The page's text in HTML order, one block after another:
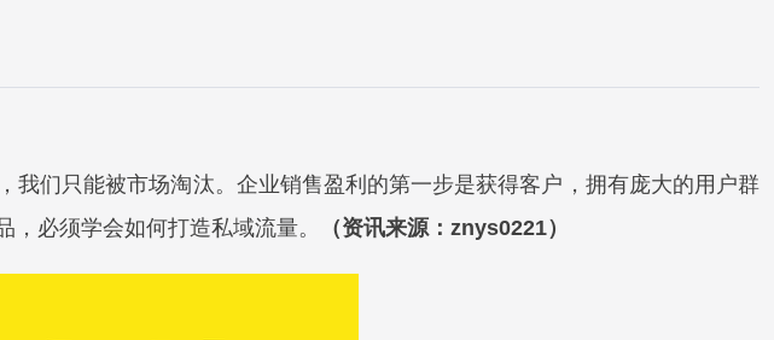
们只能被市场淘汰。企业销售盈利的第一步是获得客户，拥有庞大的用户群
必须学会如何打造私域流量。
（资讯来源：znys0221）